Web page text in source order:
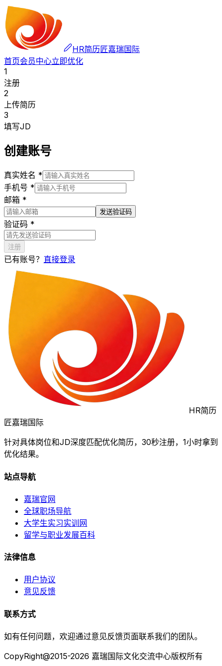
HR简历匠嘉瑞国际
首页会员中心立即优化
1
注册
2
上传简历
3
填写JD
创建账号
真实姓名 *
手机号 *
邮箱 *
发送验证码
验证码 *
注册
已有账号？ 直接登录
HR简历
匠嘉瑞国际
针对具体岗位和JD深度匹配优化简历，30秒注册，1小时拿到
优化结果。
站点导航
嘉瑞官网
全球职场导航
大学生实习实训网
留学与职业发展百科
法律信息
用户协议
意见反馈
联系方式
如有任何问题，欢迎通过意见反馈页面联系我们的团队。
CopyRight@2015-2026 嘉瑞国际文化交流中心版权所有